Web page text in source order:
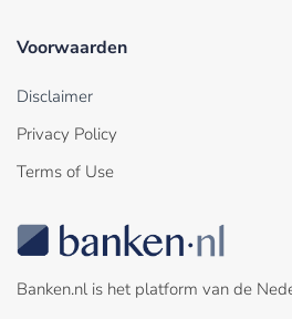
Voorwaarden
Disclaimer
Privacy Policy
Terms of Use
Banken.nl is het platform van de